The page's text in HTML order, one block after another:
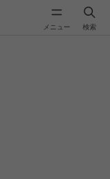
メニュー 検索